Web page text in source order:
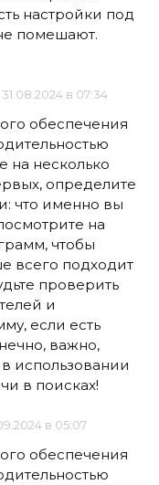
настройки под
помешают.
31.08.2024 в 07:34
обеспечения
на несколько
определите
что именно вы
на
чтобы
всего подходит
проверить
и
если есть
важно,
использовании
в поисках!
в 05:07
обеспечения